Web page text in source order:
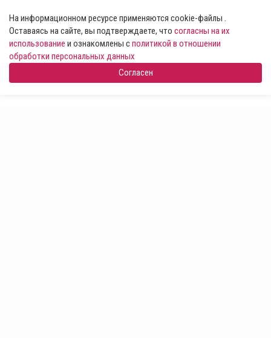
На информационном ресурсе применяются cookie-файлы .
Оставаясь на сайте, вы подтверждаете, что согласны на их
использование и ознакомлены сполитикой в отношении
обработки персональных данных
Согласен